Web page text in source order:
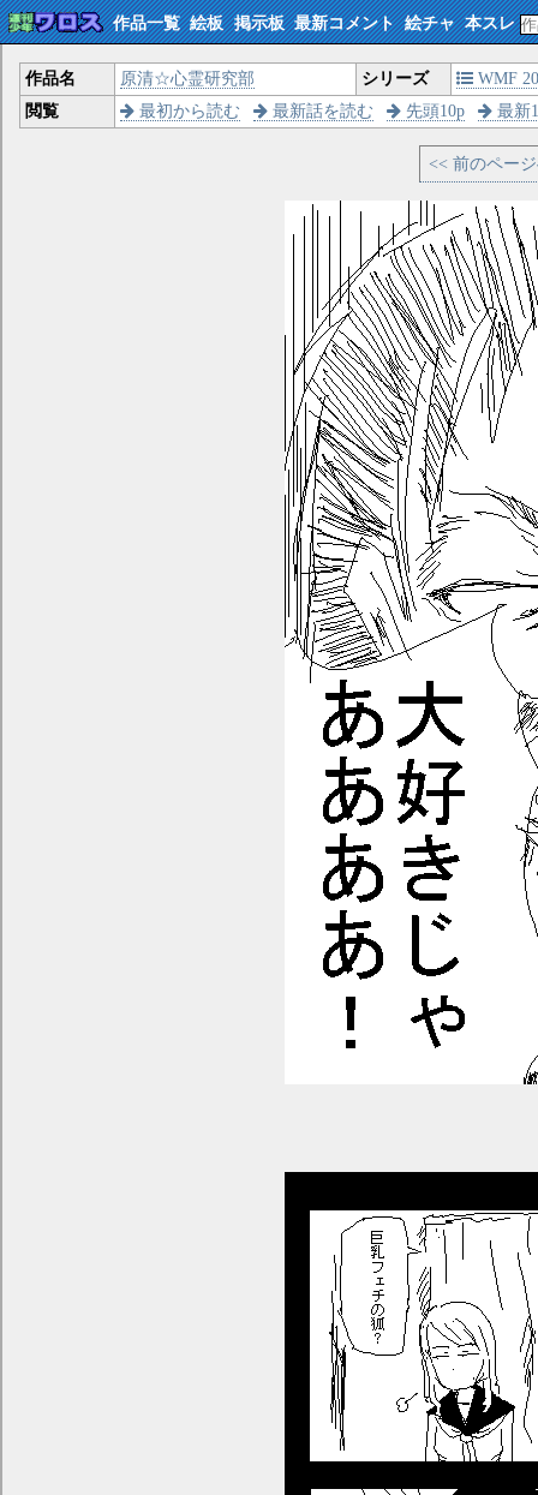
作品一覧 絵板 掲示板 最新コメント 絵チャ 本スレ
作品名 原清☆心霊研究部 シリーズ
WMF
閲覧
最初から読む 最新話を読む 先頭10p 最新
<< 前のペー